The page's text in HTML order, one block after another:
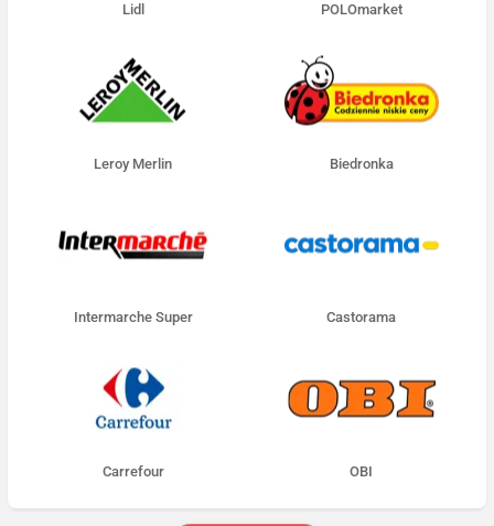
Lidl POLOmarket
Leroy Merlin Biedronka
Intermarche Super Castorama
Carrefour OBI